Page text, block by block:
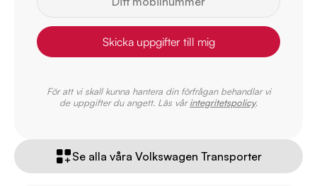
Skicka uppgifter till mig
För att vi skall kunna hantera din förfrågan behandlar vi
de uppgifter du angett. Läs vårintegritetspolicy.
Se alla våra Volkswagen Transporter